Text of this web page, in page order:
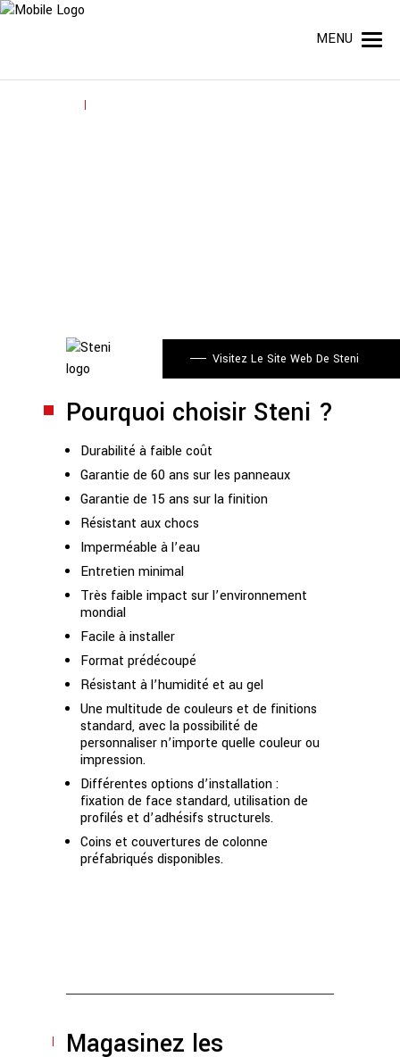
MENU
Visitez Le Site Web De Steni
Pourquoi choisir Steni ?
Durabilité à faible coût
Garantie de 60 ans sur les panneaux
Garantie de 15 ans sur la finition
Résistant aux chocs
Imperméable à l’eau
Entretien minimal
Très faible impact sur l’environnement
mondial
Facile à installer
Format prédécoupé
Résistant à l’humidité et au gel
Une multitude de couleurs et de finitions
standard, avec la possibilité de
personnaliser n’importe quelle couleur ou
impression.
Différentes options d’installation :
fixation de face standard, utilisation de
profilés et d’adhésifs structurels.
Coins et couvertures de colonne
préfabriqués disponibles.
Magasinez les